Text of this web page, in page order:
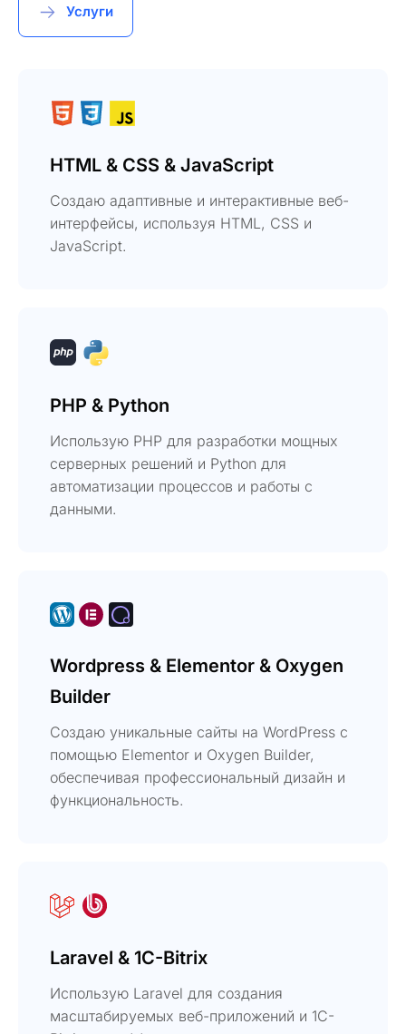
Услуги
HTML & CSS & JavaScript
Создаю адаптивные и интерактивные веб-
интерфейсы, используя HTML, CSS и
JavaScript.
PHP & Python
Использую PHP для разработки мощных
серверных решений и Python для
автоматизации процессов и работы с
данными.
Wordpress & Elementor & Oxygen
Builder
Создаю уникальные сайты на WordPress с
помощью Elementor и Oxygen Builder,
обеспечивая профессиональный дизайн и
функциональность.
Laravel & 1C-Bitrix
Использую Laravel для создания
масштабируемых веб-приложений и 1C-